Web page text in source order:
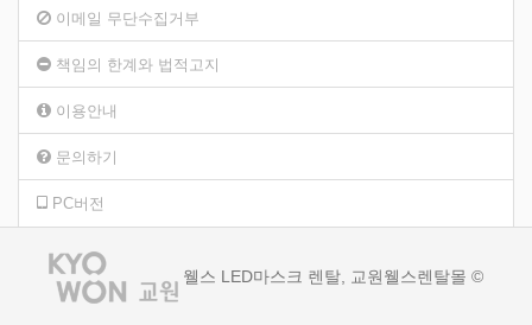
이메일 무단수집거부
책임의 한계와 법적고지
이용안내
문의하기
PC버전
웰스 LED마스크 렌탈, 교원웰스렌탈몰 ©